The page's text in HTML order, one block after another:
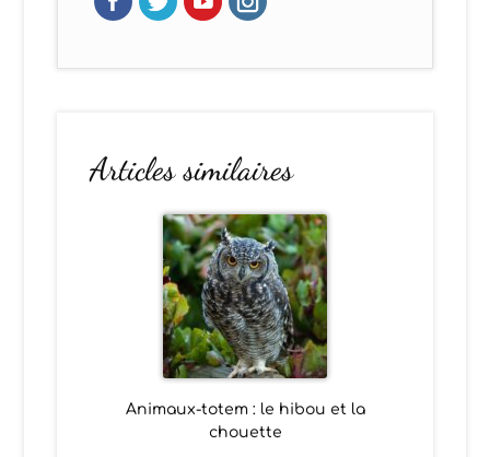
Articles similaires
Animaux-totem : le hibou et la
chouette